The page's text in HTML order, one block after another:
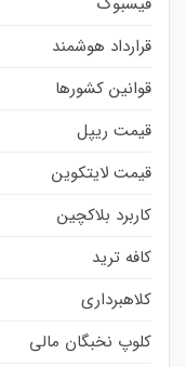
قرارداد هوشمند
قوانین کشورها
قیمت ریپل
قیمت لایتکوین
کاربرد بلاکچین
کافه ترید
کلاهبرداری
کلوپ نخبگان مالی